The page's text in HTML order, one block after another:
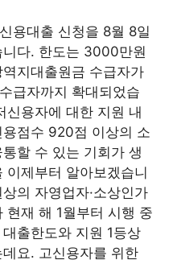
용대출 신청을 8월 8일
다. 한도는 3000만원
지대출원금 수급자가
급자까지 확대되었습
신용자에 대한 지원 내
점수 920점 이상의 소
할 수 있는 기회가 생
이제부터 알아보겠습니
의 자영업자·소상인가
현재 해 1월부터 시행 중
출한도와 지원 1등상
요. 고신용자를 위한